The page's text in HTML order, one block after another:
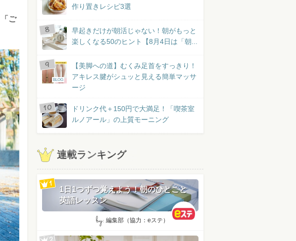
「ご
作り置きレシピ3選
早起きだけが朝活じゃない！朝がもっと
楽しくなる50のヒント【8月4日は「朝...
BLOG
【美脚への道】むくみ足首をすっきり！
アキレス腱がシュッと見える簡単マッサ
ージ
ドリンク代＋150円で大満足！「喫茶室
ルノアール」の上質モーニング
連載ランキング
1日1つずつ覚えよう！朝のひとこと
英語レッスン
by: 編集部（協力：eステ）